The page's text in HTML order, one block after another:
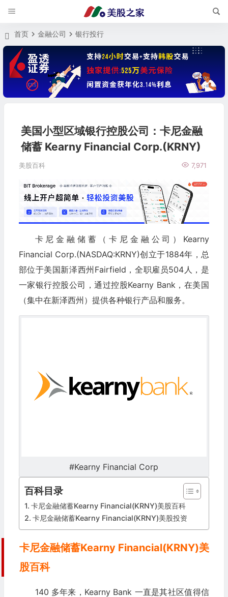
首页 金融公司 银行投行
美国小型区域银行控股公司：卡尼金融
储蓄 Kearny Financial Corp.(KRNY)
美股百科 7,971
卡尼金融储蓄（卡尼金融公司）Kearny
Financial Corp.(NASDAQ:KRNY)创立于1884年，总
部位于美国新泽西州Fairfield，全职雇员504人，是
一家银行控股公司，通过控股Kearny Bank，在美国
（集中在新泽西州）提供各种银行产品和服务。
#Kearny Financial Corp
百科目录
卡尼金融储蓄Kearny Financial(KRNY)美股百科
卡尼金融储蓄Kearny Financial(KRNY)美股投资
卡尼金融储蓄Kearny Financial(KRNY)美
股百科
140 多年来，Kearny Bank 一直是其社区值得信